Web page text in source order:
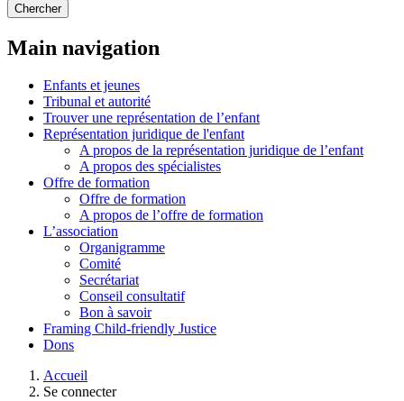
Chercher
Main navigation
Enfants et jeunes
Tribunal et autorité
Trouver une représentation de l’enfant
Représentation juridique de l'enfant
A propos de la représentation juridique de l’enfant
A propos des spécialistes
Offre de formation
Offre de formation
A propos de l’offre de formation
L’association
Organigramme
Comité
Secrétariat
Conseil consultatif
Bon à savoir
Framing Child-friendly Justice
Dons
Accueil
Se connecter